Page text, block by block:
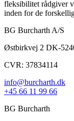
fleksibilitet rådgiver
inden for de
BG Burcharth A/S
Østbirkvej 2 DK-
CVR: 37834114
info@burcharth.dk
+45 66 11 99 66
BG Burcharth